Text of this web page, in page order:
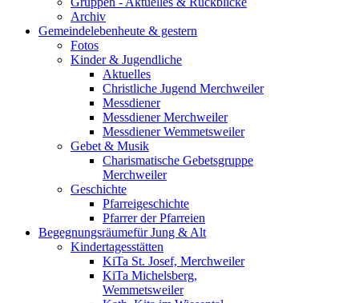
Archiv
Gemeindelebenheute & gestern
Fotos
Kinder & Jugendliche
Aktuelles
Christliche Jugend Merchweiler
Messdiener
Messdiener Merchweiler
Messdiener Wemmetsweiler
Gebet & Musik
Charismatische Gebetsgruppe
Merchweiler
Geschichte
Pfarreigeschichte
Pfarrer der Pfarreien
Begegnungsräumefür Jung & Alt
Kindertagesstätten
KiTa St. Josef, Merchweiler
KiTa Michelsberg,
Wemmetsweiler